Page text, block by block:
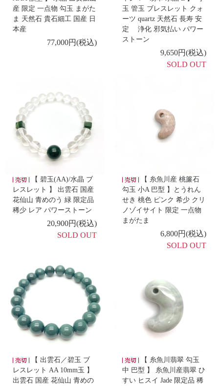
5/29
-新着商品 -
【 碧玉 美保岐ペンダント 14kgfチェーン 】
5/13
-新着商品 -
【 アベンチュリン 勾玉 特大 木製台(欅) 】
4/28
-新着商品 -
【 花仙山産水晶 勾玉AA 小】
】
4/27
-新着商品 -
【 糸魚川翡翠 勾玉 巴型 】
-新着商品 -
【 マダガスカル産 ローズクォーツ フレーム型 置
-新着商品 -
【 出雲石／碧玉 勾玉 AA 獣型 】【 水晶 ミャンマ
ー翡翠 勾玉 管玉 ブレスレット 】
-新着商品 -
ポイント 】
産 限定 一点物 勾玉 まがた
ま 天然石 貴石細工 国産 日
本産
77,000円(税込)
玉 管玉 ブレスレット クォ
ーツ quartz 天然石 長寿 安
定 浄化 邪気払い パワー
ストーン
9,650円(税込)
SOLD OUT
【 碧玉(AA)/水晶 ブ
レスレット 】 出雲石 国産
花仙山 青めのう 緑 限定品
稀少 レア パワーストーン
20,900円(税込)
SOLD OUT
【 糸魚川産 桃簾石
勾玉 小A 巴型 】とうれん
せき 桃色 ピンク 希少 クリ
ノゾイサイト 限定 一点物
まがたま
6,800円(税込)
SOLD OUT
【 出雲石／碧玉 ブ
レスレット AA 10mm玉 】
出雲石 国産 花仙山 青めの
【 糸魚川翡翠 勾玉
中 巴型 】 糸魚川産翡翠 ひ
すい ヒスイ Jade 限定品 稀